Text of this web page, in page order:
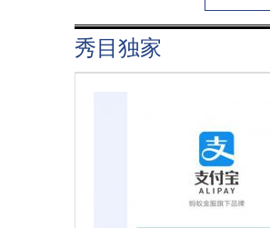
秀目独家